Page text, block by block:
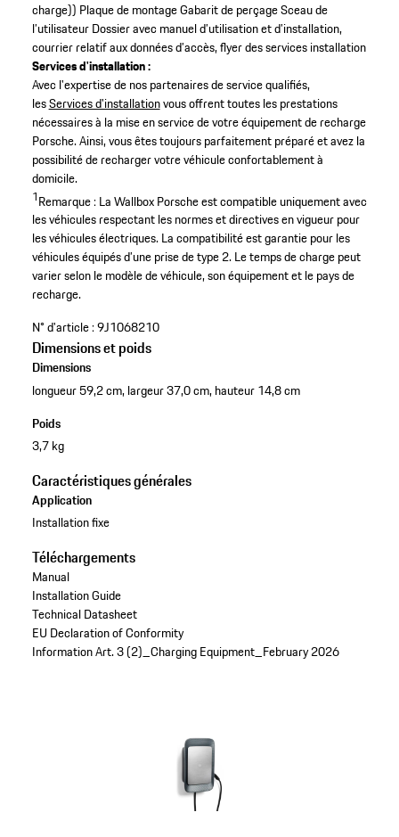
charge)) Plaque de montageGabarit de perçageSceau de
l’utilisateur Dossier avec manuel d’utilisation et d’installation,
courrier relatif aux données d’accès, flyer des services installation
Services d'installation :
Avec l'expertise de nos partenaires de service qualifiés,
lesServices d'installationvous offrent toutes les prestations
nécessaires à la mise en service de votre équipement de recharge
Porsche. Ainsi, vous êtes toujours parfaitement préparé et avez la
possibilité de recharger votre véhicule confortablement à
domicile.
1Remarque : La Wallbox Porsche est compatible uniquement avec
les véhicules respectant les normes et directives en vigueur pour
les véhicules électriques. La compatibilité est garantie pour les
véhicules équipés d’une prise de type 2. Le temps de charge peut
varier selon le modèle de véhicule, son équipement et le pays de
recharge.
N° d'article :9J1068210
Dimensions et poids
Dimensions
longueur 59,2 cm, largeur 37,0 cm, hauteur 14,8 cm
Poids
3,7 kg
Caractéristiques générales
Application
Installation fixe
Téléchargements
Manual
Installation Guide
Technical Datasheet
EU Declaration of Conformity
Information Art. 3 (2)_Charging Equipment_February 2026